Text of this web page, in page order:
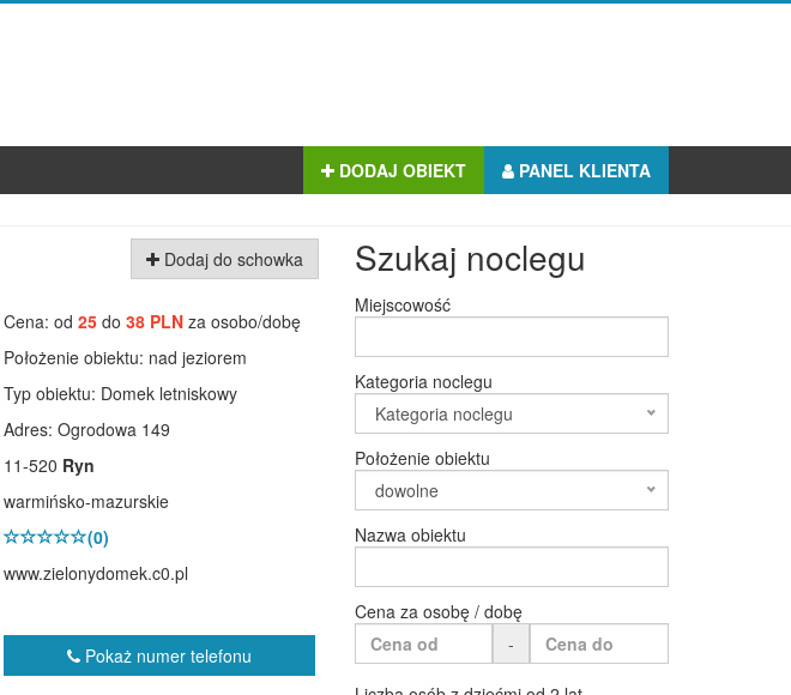
DODAJ OBIEKT PANEL KLIENTA
Dodaj do schowka
Cena: od 25do 38 PLN za osobo/dobę
Położenie obiektu: nad jeziorem
Typ obiektu: Domek letniskowy
Adres: Ogrodowa 149
11-520 Ryn
warmińsko-mazurskie
(0)
www.zielonydomek.c0.pl
Pokaż numer telefonu
Szukaj noclegu
Miejscowość
Kategoria noclegu
Kategoria noclegu
Położenie obiektu
dowolne
Nazwa obiektu
Cena za osobę / dobę
-